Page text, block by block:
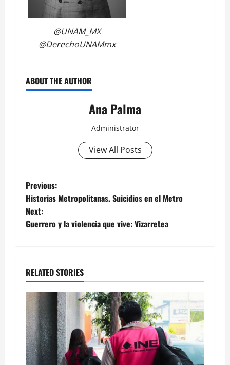
@UNAM_MX
@DerechoUNAMmx
ABOUT THE AUTHOR
Ana Palma
Administrator
View All Posts
Post
navigation
Previous:
Historias Metropolitanas. Suicidios en el Metro
Next:
Guerrero y la violencia que vive: Vizarretea
RELATED STORIES